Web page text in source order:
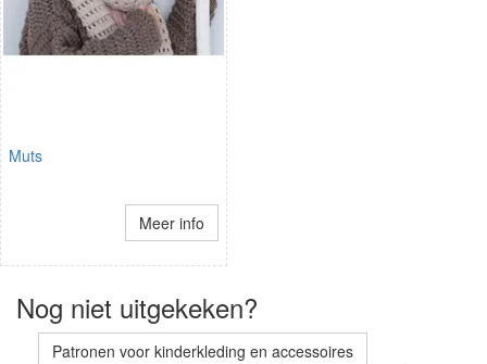
Muts
Meer info
Nog niet uitgekeken?
Patronen voor kinderkleding en accessoires